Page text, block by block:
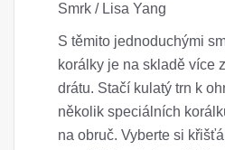
Smrk / Lisa Yang
S těmito jednoduchými
korálky je na skladě více
drátu. Stačí kulatý trn k
několik speciálních
na obruč. Vyberte si